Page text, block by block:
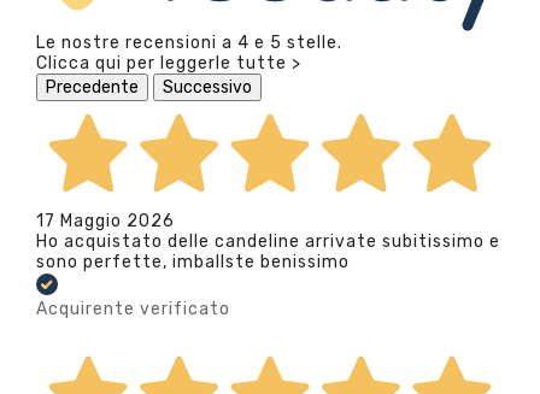
Le nostre recensioni a 4 e 5 stelle.
Clicca qui per leggerle tutte >
Precedente
Successivo
17 Maggio 2026
Ho acquistato delle candeline arrivate subitissimo e
sono perfette, imballste benissimo
Acquirente verificato